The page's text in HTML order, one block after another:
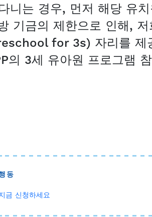
니는 경우, 먼저 해당 유
기금의 제한으로 인해, 저
for 3s) 자리를 제
의 3세 유아원 프로그램
동
금 신청하세요